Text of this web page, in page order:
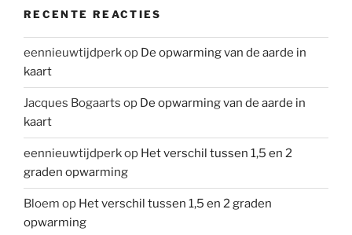
RECENTE REACTIES
eennieuwtijdperkop De opwarming van de aarde in
kaart
Jacques Bogaarts op De opwarming van de aarde in
kaart
eennieuwtijdperkop Het verschil tussen 1,5 en 2
graden opwarming
Bloem op Het verschil tussen 1,5 en 2 graden
opwarming